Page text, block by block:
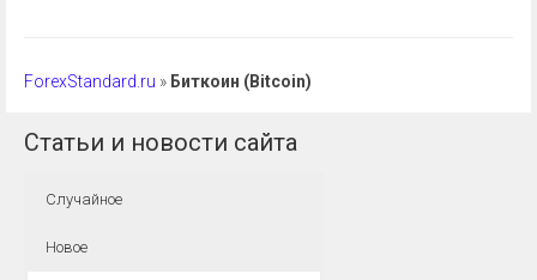
ForexStandard.ru » Биткоин (Bitcoin)
Статьи и новости сайта
Случайное
Новое